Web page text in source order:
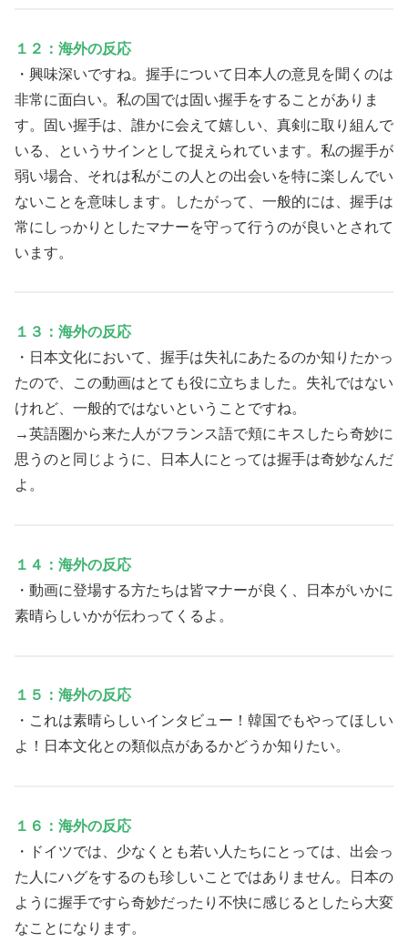
１２：海外の反応
・興味深いですね。握手について日本人の意見を聞くのは
非常に面白い。私の国では固い握手をすることがありま
す。固い握手は、誰かに会えて嬉しい、真剣に取り組んで
いる、というサインとして捉えられています。私の握手が
弱い場合、それは私がこの人との出会いを特に楽しんでい
ないことを意味します。したがって、一般的には、握手は
常にしっかりとしたマナーを守って行うのが良いとされて
います。
１３：海外の反応
・日本文化において、握手は失礼にあたるのか知りたかっ
たので、この動画はとても役に立ちました。失礼ではない
けれど、一般的ではないということですね。
→英語圏から来た人がフランス語で頬にキスしたら奇妙に
思うのと同じように、日本人にとっては握手は奇妙なんだ
よ。
１４：海外の反応
・動画に登場する方たちは皆マナーが良く、日本がいかに
素晴らしいかが伝わってくるよ。
１５：海外の反応
・これは素晴らしいインタビュー！韓国でもやってほしい
よ！日本文化との類似点があるかどうか知りたい。
１６：海外の反応
・ドイツでは、少なくとも若い人たちにとっては、出会っ
た人にハグをするのも珍しいことではありません。日本の
ように握手ですら奇妙だったり不快に感じるとしたら大変
なことになります。